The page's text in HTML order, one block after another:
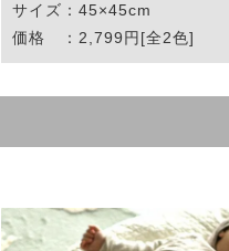
サイズ：45×45cm
価格 ：2,799円[全2色]